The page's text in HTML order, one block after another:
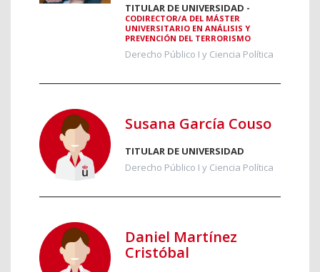
TITULAR DE UNIVERSIDAD -
CODIRECTOR/A DEL MÁSTER
UNIVERSITARIO EN ANÁLISIS Y
PREVENCIÓN DEL TERRORISMO
Derecho Público I y Ciencia Política
Susana García Couso
TITULAR DE UNIVERSIDAD
Derecho Público I y Ciencia Política
Daniel Martínez
Cristóbal